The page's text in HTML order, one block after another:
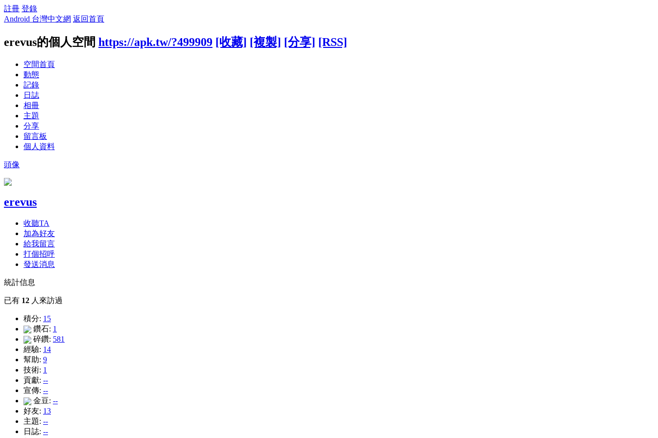
註冊 登錄
Android 台灣中文網 返回首頁
erevus的個人空間 https://apk.tw/?499909 [收藏] [複製] [分享] [RSS]
空間首頁
動態
記錄
日誌
相冊
主題
分享
留言板
個人資料
頭像
erevus
收聽TA
加為好友
給我留言
打個招呼
發送消息
統計信息
已有 12 人來訪過
積分: 15
鑽石: 1
碎鑽: 581
經驗: 14
幫助: 9
技術: 1
貢獻: --
宣傳: --
金豆: --
好友: 13
主題: --
日誌: --